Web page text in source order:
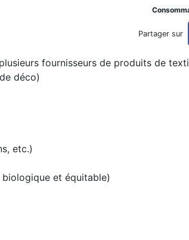
2023)
Partager sur
fournisseurs de produits de
déco)
etc.)
et équitable)